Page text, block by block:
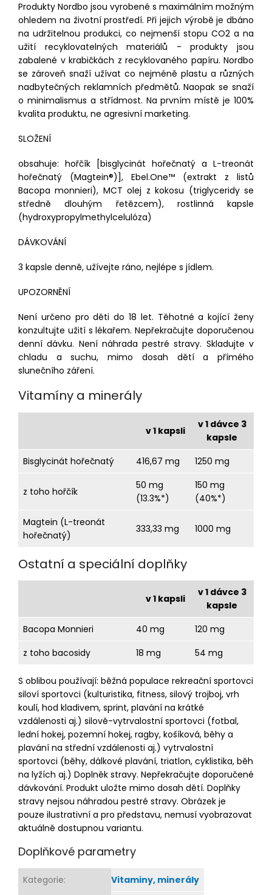
Produkty Nordbo jsou vyrobené s maximálním možným
ohledem na životní prostředí. Při jejich výrobě je dbáno
na udržitelnou produkci, co nejmenší stopu CO2 a na
užití recyklovatelných materiálů - produkty jsou
zabalené v krabičkách z recyklovaného papíru. Nordbo
se zároveň snaží užívat co nejméně plastu a různých
nadbytečných reklamních předmětů. Naopak se snaží
o minimalismus a střídmost. Na prvním místě je 100%
kvalita produktu, ne agresivní marketing.
SLOŽENÍ
obsahuje: hořčík [bisglycinát hořečnatý a L-treonát
hořečnatý (Magtein®)], Ebel.One™ (extrakt z listů
Bacopa monnieri), MCT olej z kokosu (triglyceridy se
středně dlouhým řetězcem), rostlinná kapsle
(hydroxypropylmethylcelulóza)
DÁVKOVÁNÍ
3 kapsle denně, užívejte ráno, nejlépe s jídlem.
UPOZORNĚNÍ
Není určeno pro děti do 18 let. Těhotné a kojící ženy
konzultujte užití s lékařem. Nepřekračujte doporučenou
denní dávku. Není náhrada pestré stravy. Skladujte v
chladu a suchu, mimo dosah dětí a přímého
slunečního záření.
Vitamíny a minerály
v 1 kapsli
v 1 dávce 3
kapsle
Bisglycinát hořečnatý
416,67 mg 1250 mg
z toho hořčík
50 mg
(13.3%*)
150 mg
(40%*)
Magtein (L-treonát
hořečnatý)
333,33 mg 1000 mg
Ostatní a speciální doplňky
v 1 kapsli
v 1 dávce 3
kapsle
Bacopa Monnieri
40 mg
120 mg
z toho bacosidy
18 mg 54 mg
S oblibou používají: běžná populace rekreační sportovci
siloví sportovci (kulturistika, fitness, silový trojboj, vrh
koulí, hod kladivem, sprint, plavání na krátké
vzdálenosti aj.) silově-vytrvalostní sportovci (fotbal,
lední hokej, pozemní hokej, ragby, košíková, běhy a
plavání na střední vzdálenosti aj.) vytrvalostní
sportovci (běhy, dálkové plavání, triatlon, cyklistika, běh
na lyžích aj.) Doplněk stravy. Nepřekračujte doporučené
dávkování. Produkt uložte mimo dosah dětí. Doplňky
stravy nejsou náhradou pestré stravy. Obrázek je
pouze ilustrativní a pro představu, nemusí vyobrazovat
aktuálně dostupnou variantu.
Doplňkové parametry
Kategorie: Vitaminy, minerály